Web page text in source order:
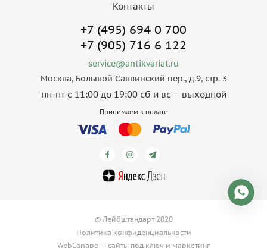
Контакты
+7 (495) 694 0 700
+7 (905) 716 6 122
service@antikvariat.ru
Москва, Большой Саввинский пер., д.9, стр. 3
пн-пт с 11:00 до 19:00 сб и вс – выходной
Принимаем к оплате
© Лейбштандарт 2020
Политика конфиденциальности
WebCanape — сайты под ключ и маркетинг